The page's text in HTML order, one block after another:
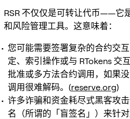
RSR 不仅仅是可转让代币——它
和风险管理工具。这意味着：
您可能需要签署复杂的合约交
定、索引操作或与 RTokens 交
批准或多方法合约调用，如果
调用很难解码。(reserve.org)
许多诈骗和资金耗尽式黑客攻
名（所谓的「盲签名」）来针